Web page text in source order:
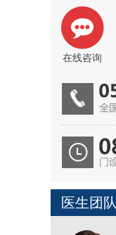
在线咨询
医生团队